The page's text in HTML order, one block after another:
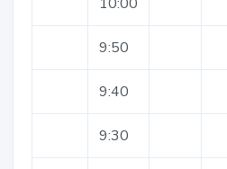
9:50
9:40
9:30